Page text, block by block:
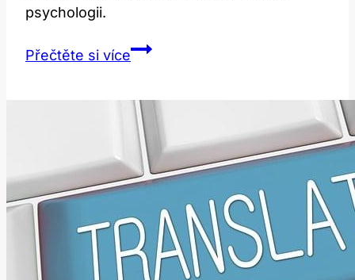
psychologii.
Přečtěte si víceCave:
slovo
skutečně
znamená?